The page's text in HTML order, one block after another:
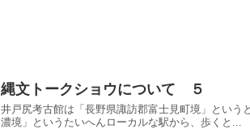
縄文トークショウについて ５
井戸尻考古館は「長野県諏訪郡富士見町境」という
濃境」というたいへんローカルな駅から、歩くと...